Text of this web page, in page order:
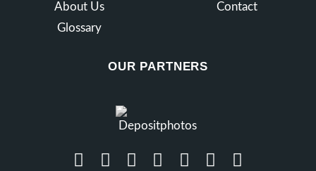
About Us
Glossary
Contact
OUR PARTNERS